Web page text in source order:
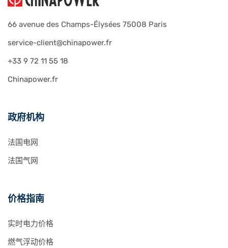
66 avenue des Champs-Élysées 75008 Paris
service-client@chinapower.fr
+33 9 72 11 55 18
Chinapower.fr
政府机构
法国电网
法国气网
价格指南
实时电力价格
燃气浮动价格